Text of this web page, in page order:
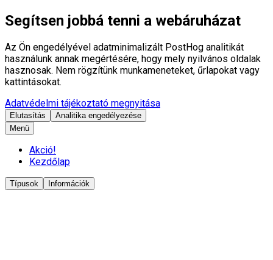
Segítsen jobbá tenni a webáruházat
Az Ön engedélyével adatminimalizált PostHog analitikát
használunk annak megértésére, hogy mely nyilvános oldalak
hasznosak. Nem rögzítünk munkameneteket, űrlapokat vagy
kattintásokat.
Adatvédelmi tájékoztató megnyitása
Elutasítás
Analitika engedélyezése
Menü
Akció!
Kezdőlap
Típusok Információk